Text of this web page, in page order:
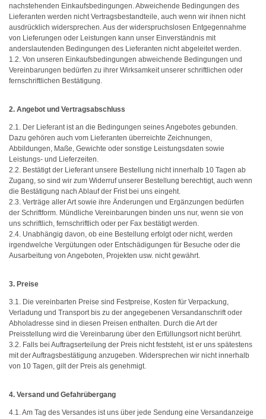
nachstehenden Einkaufsbedingungen. Abweichende Bedingungen des
Lieferanten werden nicht Vertragsbestandteile, auch wenn wir ihnen nicht
ausdrücklich widersprechen. Aus der widerspruchslosen Entgegennahme
von Lieferungen oder Leistungen kann unser Einverständnis mit
anderslautenden Bedingungen des Lieferanten nicht abgeleitet werden.
1.2. Von unseren Einkaufsbedingungen abweichende Bedingungen und
Vereinbarungen bedürfen zu ihrer Wirksamkeit unserer schriftlichen oder
fernschriftlichen Bestätigung.
2. Angebot und Vertragsabschluss
2.1. Der Lieferant ist an die Bedingungen seines Angebotes gebunden.
Dazu gehören auch vom Lieferanten überreichte Zeichnungen,
Abbildungen, Maße, Gewichte oder sonstige Leistungsdaten sowie
Leistungs- und Lieferzeiten.
2.2. Bestätigt der Lieferant unsere Bestellung nicht innerhalb 10 Tagen ab
Zugang, so sind wir zum Widerruf unserer Bestellung berechtigt, auch wenn
die Bestätigung nach Ablauf der Frist bei uns eingeht.
2.3. Verträge aller Art sowie ihre Änderungen und Ergänzungen bedürfen
der Schriftform. Mündliche Vereinbarungen binden uns nur, wenn sie von
uns schriftlich, fernschriftlich oder per Fax bestätigt werden.
2.4. Unabhängig davon, ob eine Bestellung erfolgt oder nicht, werden
irgendwelche Vergütungen oder Entschädigungen für Besuche oder die
Ausarbeitung von Angeboten, Projekten usw. nicht gewährt.
3. Preise
3.1. Die vereinbarten Preise sind Festpreise, Kosten für Verpackung,
Verladung und Transport bis zu der angegebenen Versandanschrift oder
Abholadresse sind in diesen Preisen enthalten. Durch die Art der
Preisstellung wird die Vereinbarung über den Erfüllungsort nicht berührt.
3.2. Falls bei Auftragserteilung der Preis nicht feststeht, ist er uns spätestens
mit der Auftragsbestätigung anzugeben. Widersprechen wir nicht innerhalb
von 10 Tagen, gilt der Preis als genehmigt.
4. Versand und Gefahrübergang
4.1. Am Tag des Versandes ist uns über jede Sendung eine Versandanzeige